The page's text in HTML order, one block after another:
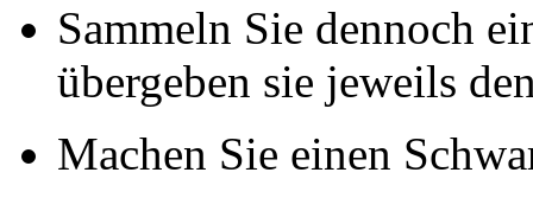
Sammeln Sie dennoch
übergeben sie jeweils
Machen Sie einen